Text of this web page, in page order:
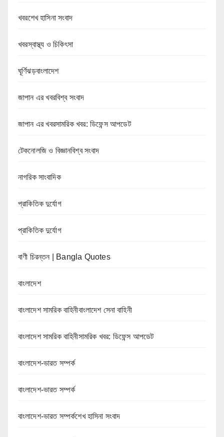
খবরশেখ হাসিনা সংবাদ
খবরস্বাস্থ্য ও চিকিৎসা
ঘূর্ণিঝড়বাংলাদেশ
জাপান এর খবরবিশ্ব সংবাদ
জাপান এর খবরসামরিক খবর: ডিফেন্স আপডেট
টেকনোলজি ও বিজ্ঞানবিশ্ব সংবাদ
নাগরিক সাংবাদিক
প্রাকিতিক দুর্যোগ
প্রাকিতিক দুর্যোগ
বাণী চিরন্তন | Bangla Quotes
বাংলাদেশ
বাংলাদেশ সামরিক বাহিনীবাংলাদেশ সেনা বাহিনী
বাংলাদেশ সামরিক বাহিনীসামরিক খবর: ডিফেন্স আপডেট
বাংলাদেশ-ভারত সম্পর্ক
বাংলাদেশ-ভারত সম্পর্ক
বাংলাদেশ-ভারত সম্পর্কশেখ হাসিনা সংবাদ